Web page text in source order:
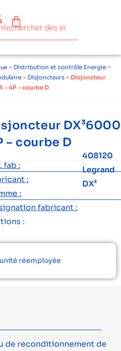
> Distribution et contrôle Energie >
> Disjoncteurs > Disjoncteur
– 4P – courbe D
DX³6000
– courbe D
fab :
408120
:
Legrand
:
DX³
fabricant :
:
réemployée
de reconditionnement de